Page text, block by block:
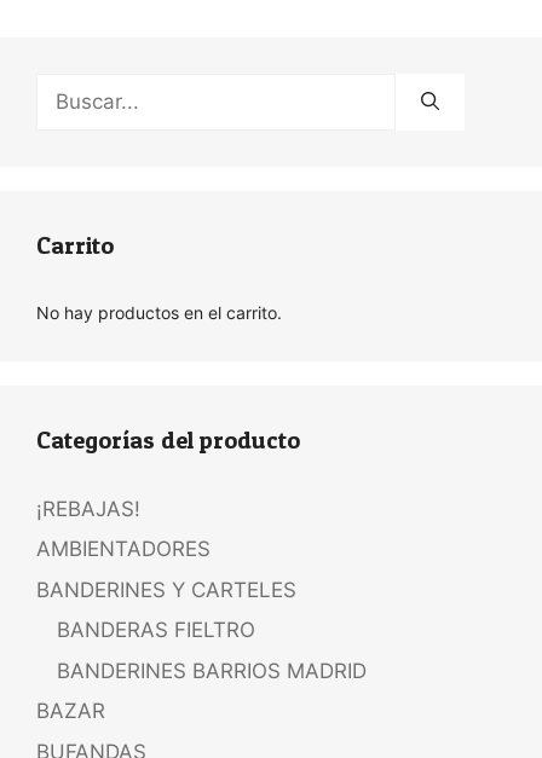
Carrito
No hay productos en el carrito.
Categorías del producto
¡REBAJAS!
AMBIENTADORES
BANDERINES Y CARTELES
BANDERAS FIELTRO
BANDERINES BARRIOS MADRID
BAZAR
BUFANDAS